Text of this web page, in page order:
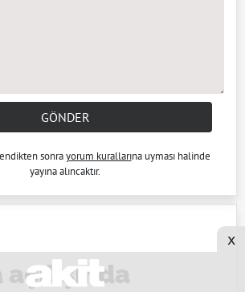
GÖNDER
sonrayorum kurallarına uyması halinde
yayına alıncaktır.
x